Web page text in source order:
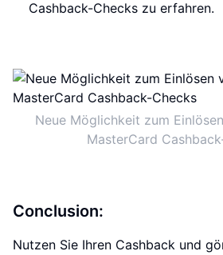
Cashback-Checks zu erfahren.
Neue Möglichkeit zum
MasterCard
Conclusion:
Nutzen Sie Ihren Cashback und